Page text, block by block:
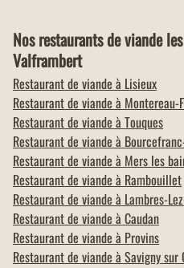
Nos restaurants de viande
Valframbert
Restaurant de viande à Lisieux
Restaurant de viande à Montereau-
Restaurant de viande à Touques
Restaurant de viande à
Restaurant de viande à Mers les
Restaurant de viande à Rambouillet
Restaurant de viande à Lambres-
Restaurant de viande à Caudan
Restaurant de viande à Provins
Restaurant de viande à Savigny sur